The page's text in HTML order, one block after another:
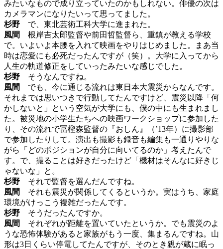
みたいなもので成り立っていたのかもしれない。俳優の次は
カメラマンになりたいって思ってました。
杉野 で、東北芸術工科大学に進まれた。
風間
根岸吉太郎監督や前田哲監督ら、重鎮が教える学校
で。いよいよ本腰を入れて映画をやりはじめました。まあ当
時は恋愛にも必死だったんですが（笑）。大学に入ってから
人生の軌道修正をしていったみたいな感じでした。
杉野 そうなんですね。
風間
でも、今に通じる流れは東日本大震災からなんです。
それまでは思いつきで行動してたんですけど、震災以降「何
かしないと」という空気が大学にも、僕の中にも生まれまし
た。被災地の小学生たちへの映画ワークショップに参加した
り、その流れで冨樫森監督の『おしん』（’13年）に撮影部
で参加したりして。演出も撮影も録音も編集も一通りやりな
がら「どのポジションが自分に向いてるのか」考えたんで
す。で、撮ることは好きだったけど「機材はそんなに好きじ
ゃないな」と。
杉野 それで監督を選んだんですね。
風間
それも震災が関係してくるというか。実はうち、家庭
環境がけっこう複雑だったんです。
杉野 そうだったんですか。
風間
それぞれが距離を置いていたというか。でも震災のよ
うな恐怖体験があると家族がもう一度、集まるんですね。山
形は3日くらい停電してたんですが、そのとき親が蔵に眠っ